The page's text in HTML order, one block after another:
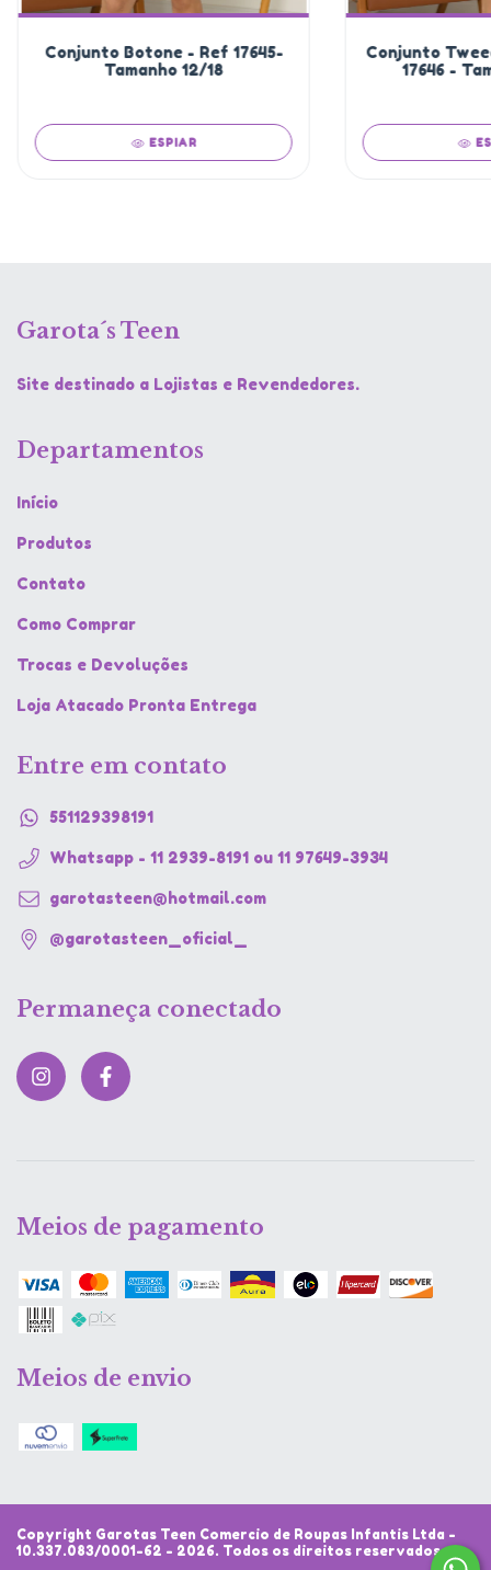
Conjunto Botone - Ref 17645-
Tamanho 12/18
ESPIAR
Conjunto
17646 -
Garota´s Teen
Site destinado a Lojistas e Revendedores.
Departamentos
Início
Produtos
Contato
Como Comprar
Trocas e Devoluções
Loja Atacado Pronta Entrega
Entre em contato
551129398191
Whatsapp - 11 2939-8191 ou 11 97649-3934
garotasteen@hotmail.com
@garotasteen_oficial_
Permaneça conectado
Meios de pagamento
Meios de envio
Copyright Garotas Teen Comercio de Roupas Infantis Ltda -
10.337.083/0001-62 - 2026. Todos os direitos reservados.